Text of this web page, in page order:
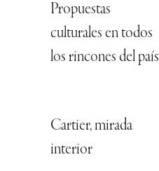
Propuestas
culturales en todos
los rincones del país
Cartier, mirada
interior